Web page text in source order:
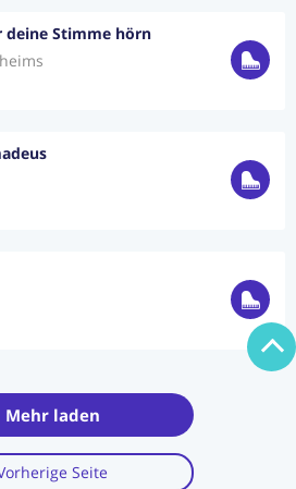
Stimme hörn
Mehr laden
Seite